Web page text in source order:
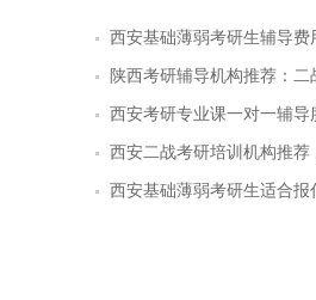
西安基础薄弱考研生辅导费
对比
陕西考研辅导机构推荐：
层教学方案
西安考研专业课一对一辅导
西安二战考研培训机构推
率提升路径
西安基础薄弱考研生适合报